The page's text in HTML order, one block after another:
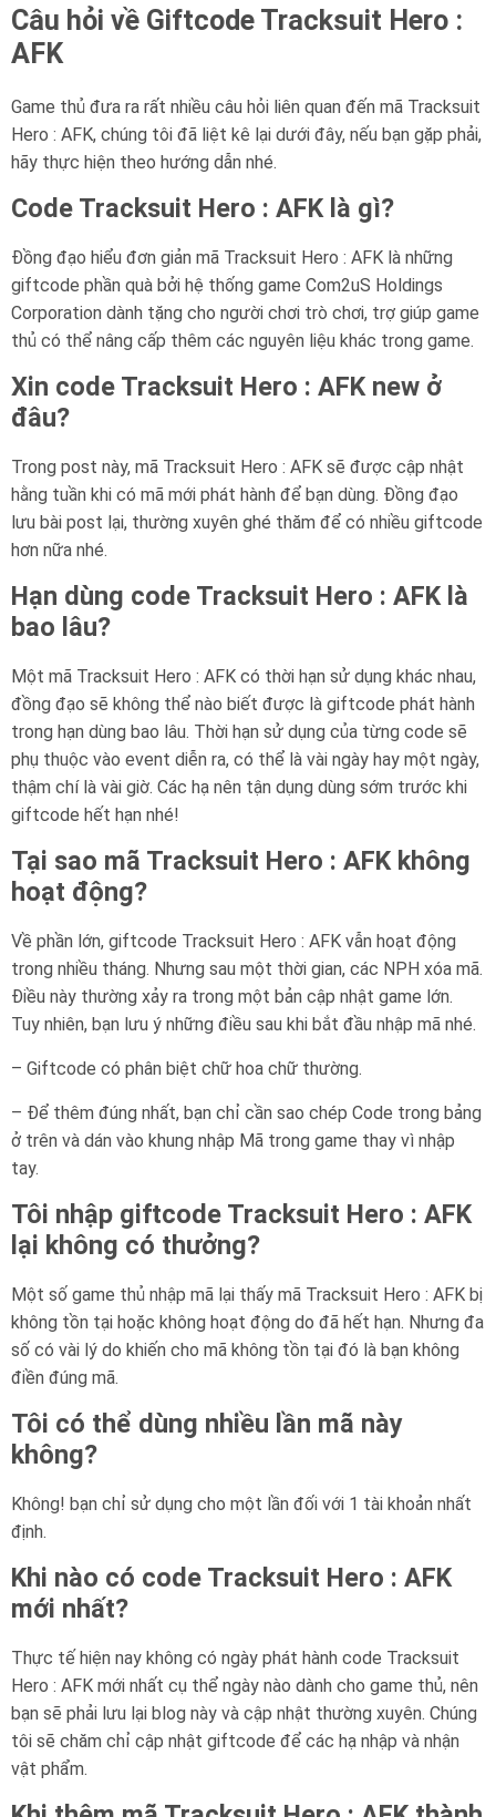
Câu hỏi về Giftcode Tracksuit Hero :
AFK
Game thủ đưa ra rất nhiều câu hỏi liên quan đến mã Tracksuit
Hero : AFK, chúng tôi đã liệt kê lại dưới đây, nếu bạn gặp phải,
hãy thực hiện theo hướng dẫn nhé.
Code Tracksuit Hero : AFK là gì?
Đồng đạo hiểu đơn giản mã Tracksuit Hero : AFK là những
giftcode phần quà bởi hệ thống game Com2uS Holdings
Corporation dành tặng cho người chơi trò chơi, trợ giúp game
thủ có thể nâng cấp thêm các nguyên liệu khác trong game.
Xin code Tracksuit Hero : AFK new ở
đâu?
Trong post này, mã Tracksuit Hero : AFK sẽ được cập nhật
hằng tuần khi có mã mới phát hành để bạn dùng. Đồng đạo
lưu bài post lại, thường xuyên ghé thăm để có nhiều giftcode
hơn nữa nhé.
Hạn dùng code Tracksuit Hero : AFK là
bao lâu?
Một mã Tracksuit Hero : AFK có thời hạn sử dụng khác nhau,
đồng đạo sẽ không thể nào biết được là giftcode phát hành
trong hạn dùng bao lâu. Thời hạn sử dụng của từng code sẽ
phụ thuộc vào event diễn ra, có thể là vài ngày hay một ngày,
thậm chí là vài giờ. Các hạ nên tận dụng dùng sớm trước khi
giftcode hết hạn nhé!
Tại sao mã Tracksuit Hero : AFK không
hoạt động?
Về phần lớn, giftcode Tracksuit Hero : AFK vẫn hoạt động
trong nhiều tháng. Nhưng sau một thời gian, các NPH xóa mã.
Điều này thường xảy ra trong một bản cập nhật game lớn.
Tuy nhiên, bạn lưu ý những điều sau khi bắt đầu nhập mã nhé.
– Giftcode có phân biệt chữ hoa chữ thường.
– Để thêm đúng nhất, bạn chỉ cần sao chép Code trong bảng
ở trên và dán vào khung nhập Mã trong game thay vì nhập
tay.
Tôi nhập giftcode Tracksuit Hero : AFK
lại không có thưởng?
Một số game thủ nhập mã lại thấy mã Tracksuit Hero : AFK bị
không tồn tại hoặc không hoạt động do đã hết hạn. Nhưng đa
số có vài lý do khiến cho mã không tồn tại đó là bạn không
điền đúng mã.
Tôi có thể dùng nhiều lần mã này
không?
Không! bạn chỉ sử dụng cho một lần đối với 1 tài khoản nhất
định.
Khi nào có code Tracksuit Hero : AFK
mới nhất?
Thực tế hiện nay không có ngày phát hành code Tracksuit
Hero : AFK mới nhất cụ thể ngày nào dành cho game thủ, nên
bạn sẽ phải lưu lại blog này và cập nhật thường xuyên. Chúng
tôi sẽ chăm chỉ cập nhật giftcode để các hạ nhập và nhận
vật phẩm.